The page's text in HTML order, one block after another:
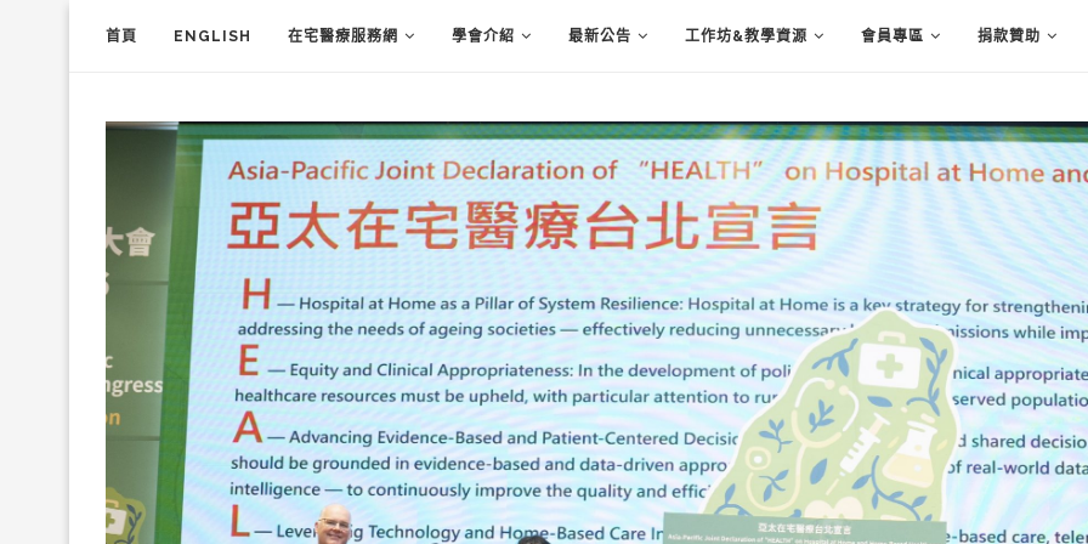
首頁 ENGLISH 在宅醫療服務網 學會介紹 最新公告 工作坊&教學資源 會員專區 捐款贊助